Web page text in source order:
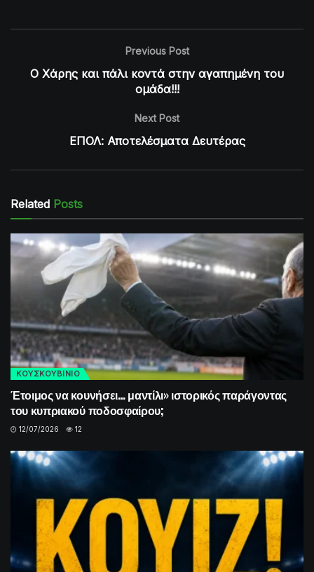
Previous Post
Ο Χάρης και πάλι κοντά στην αγαπημένη του
ομάδα!!!
Next Post
ΕΠΟΛ: Αποτελέσματα Δευτέρας
Related Posts
ΚΟΥΣΚΟΥΒΙΝΙΟ
Έτοιμος να κουνήσει… μαντίλι» ιστορικός παράγοντας
του κυπριακού ποδοσφαίρου;
12/07/2026 12